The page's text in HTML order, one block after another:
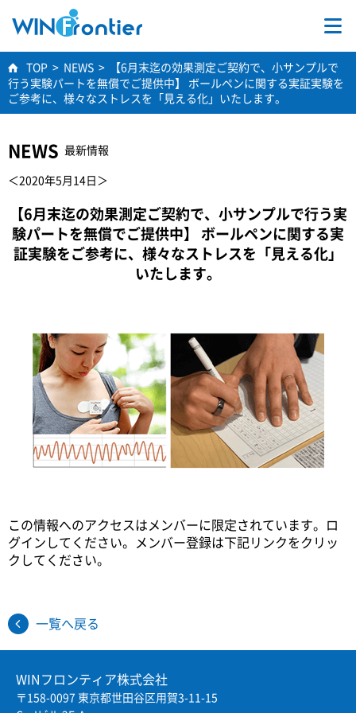
TOP
事業内容
採用情報
お問合せ
JP EN TwitterFacebook
TOP > NEWS >
【6月末迄の効果測定ご契約で、小サンプルで
行う実験パートを無償でご提供中】 ボールペンに関する実証実験を
ご参考に、様々なストレスを「見える化」いたします。
NEWS 最新情報
＜2020年5月14日＞
【6月末迄の効果測定ご契約で、小サンプルで行う実
験パートを無償でご提供中】 ボールペンに関する実
証実験をご参考に、様々なストレスを「見える化」
いたします。
この情報へのアクセスはメンバーに限定されています。ロ
グインしてください。メンバー登録は下記リンクをクリッ
クしてください。
一覧へ戻る
WINフロンティア株式会社
〒158-0097 東京都世田谷区用賀3-11-15